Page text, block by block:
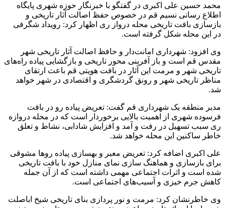
محمد حسین علی اکبری در گفتگو با خبرنگار حوزه شهری پایگاه
اطلاع رسانی نسیم قم در خصوص حفظ اصالت آثار تاریخی و
بازسازی بافت تاریخی محله درواز ری اظهار کرد: رویداد شگرفی
در این محله شکل گرفته است.
وی افزود: شهرداری امانت‌دار و حافظ اصالت آثار تاریخی شهر
مقدس قم است و باز آفرینی محور تاریخی و بازگشایی پیاده راه‌های
تاریخی شهر و مرمت این آثار در بافت هویتی قم باعث ارتقای
مناظر تاریخی شهر و رونق گردشگری و اقتصادی در شهر خواهد
شد.
مدیر منطقه یک شهرداری قم گفت: تعریض پیاده رو در بافت
فرسوده شهری از اهمیت بالایی برخوردار است که در محله دروازه
ری سبب تسهیل در رفت و آمد و افزایش شادابی، نشاط و تعلق
خاطر ساکنین این محله خواهد شد.
علی اکبری اضافه کرد: تعریض معبر و بهسازی پیاده روها مشوقی
برای بازسازی و هماهنگ سازی نمای منازل خود با بافت تاریخی
شده است و اثرات اجتماعی مهمی داشته است که از آن جمله
کاهش جرم خیزی و آسیب‌های اجتماعی است.
وی خاطرنشان کرد: مرمت و نور پردازی بنای تاریخی شیخ اباصلت